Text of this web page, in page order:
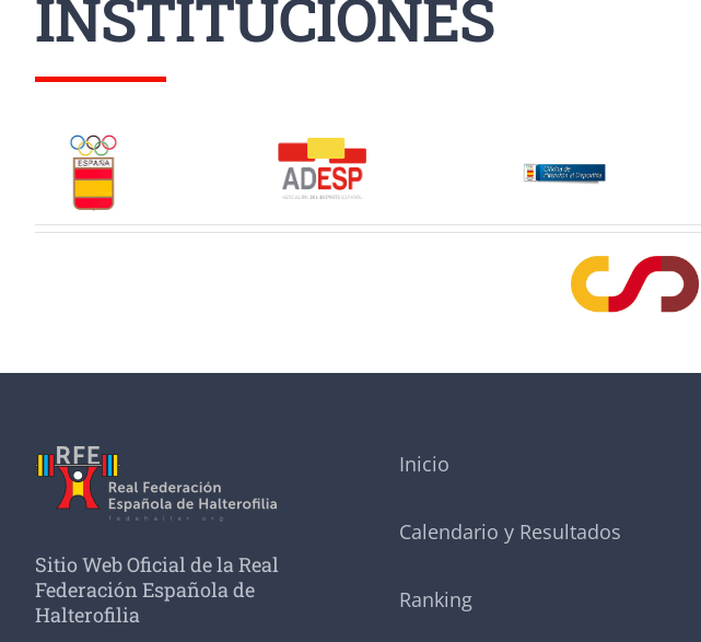
INSTITUCIONES
Sitio Web Oficial de la Real
Federación Española de
Halterofilia
Inicio
Calendario y Resultados
Ranking